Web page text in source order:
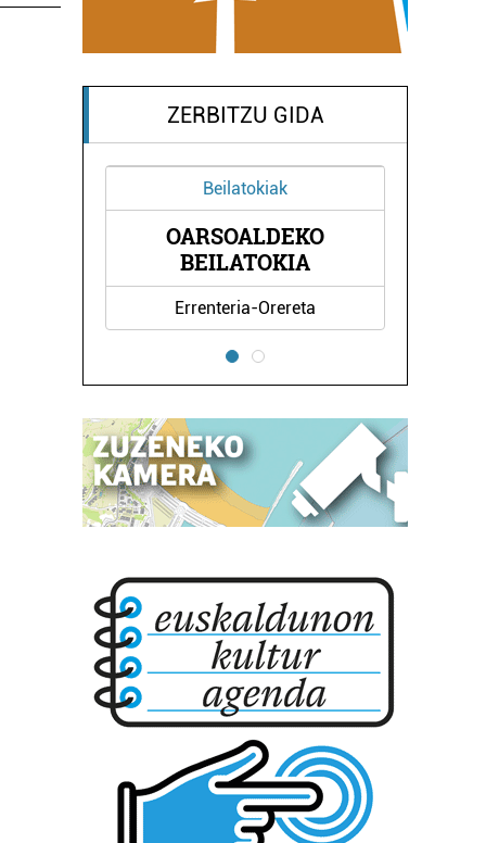
ZERBITZU GIDA
Beilatokiak
OARSOALDEKO
BEILATOKIA
Errenteria-Orereta